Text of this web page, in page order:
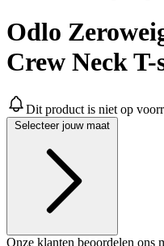
Odlo
Crew Neck
Dit product is niet op
Selecteer jouw maat
Onze klanten beoordelen ons